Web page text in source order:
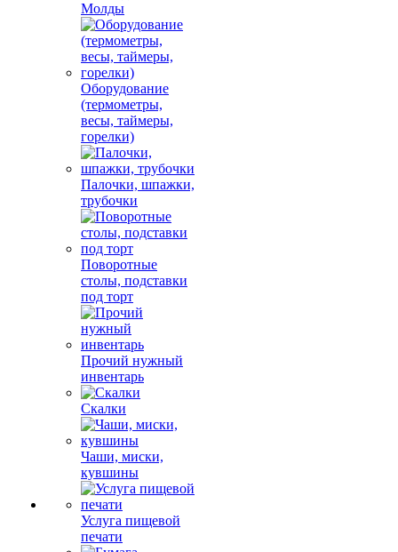
Молды
Оборудование
(термометры,
весы, таймеры,
горелки)
Палочки, шпажки,
трубочки
Поворотные
столы, подставки
под торт
Прочий нужный
инвентарь
Скалки
Чаши, миски,
кувшины
Услуга пищевой
печати